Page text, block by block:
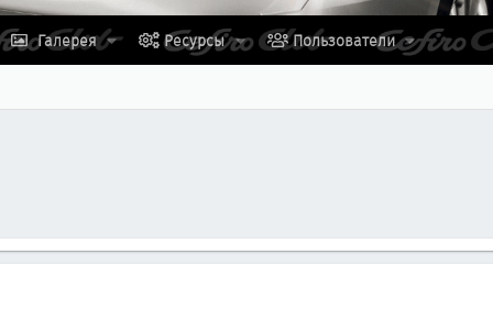
Галерея Ресурсы Пользователи